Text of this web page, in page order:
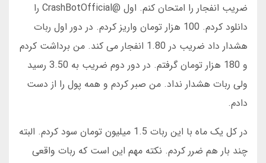
ضریب انفجار را امتحان کنم. اول @CrashBotOfficial را
دانلود کردم. 100 هزار تومان واریز کردم. در دور اول ربات
هشدار داد ضریب در 1.80 انفجار می کند. من برداشت کردم
و 180 هزار تومان گرفتم. در دور دوم ضریب به 3.50 رسید
ولی ربات هشدار نداد. من صبر کردم و همه پول را از دست
دادم.
در کل یک ماه با این ربات 1.5 میلیون تومان سود کردم. البته
چند بار هم ضرر کردم. نکته مهم این است که ربات واقعی